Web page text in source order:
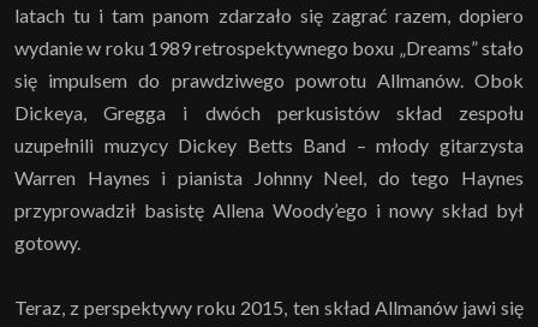
latach tu i tam panom zdarzało się zagrać razem, dopiero
wydanie w roku 1989 retrospektywnego boxu „Dreams” stało
się impulsem do prawdziwego powrotu Allmanów. Obok
Dickeya, Gregga i dwóch perkusistów skład zespołu
uzupełnili muzycy Dickey Betts Band – młody gitarzysta
Warren Haynes i pianista Johnny Neel, do tego Haynes
przyprowadził basistę Allena Woody’ego i nowy skład był
gotowy.
Teraz, z perspektywy roku 2015, ten skład Allmanów jawi się